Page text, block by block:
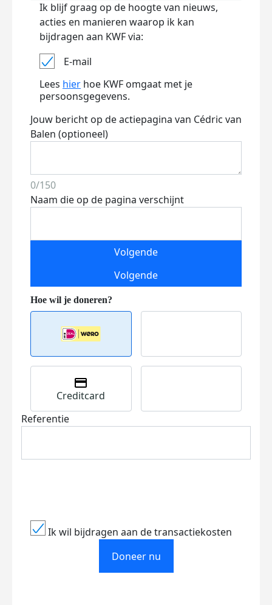
Ik blijf graag op de hoogte van nieuws,
acties en manieren waarop ik kan
bijdragen aan KWF via:
E-mail
Lees hier hoe KWF omgaat met je
persoonsgegevens.
Jouw bericht op de actiepagina van Cédric van
Balen (optioneel)
0/150
Naam die op de pagina verschijnt
Volgende
Volgende
Creditcard
Referentie
Ik wil bijdragen aan de transactiekosten
Doneer nu